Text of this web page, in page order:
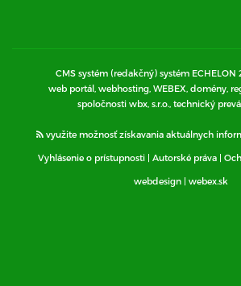
CMS systém (redakčný) systém ECHELON
web portál, webhosting, WEBEX, domény,
spoločnosti wbx, s.r.o., technický
využite možnosť získavania aktuálnych
Vyhlásenie o prístupnosti | Autorské práva |
webdesign| webex.sk